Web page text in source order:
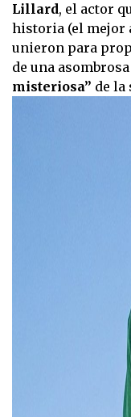
Lillard, el actor
historia (el mejor
unieron para
de una
misteriosa” de la